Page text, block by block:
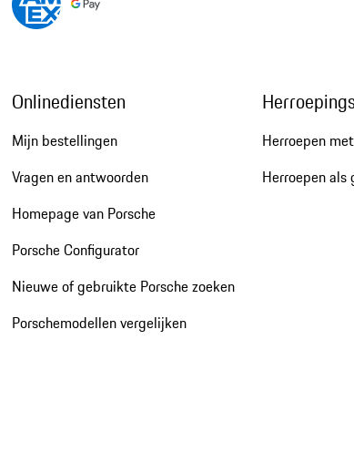
Onlinediensten
Mijn bestellingen
Vragen en antwoorden
Homepage van Porsche
Porsche Configurator
Nieuwe of gebruikte Porsche zoeken
Porschemodellen vergelijken
Herroepen
Herroepen als